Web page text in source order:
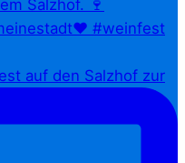
auf den Salzhof zur